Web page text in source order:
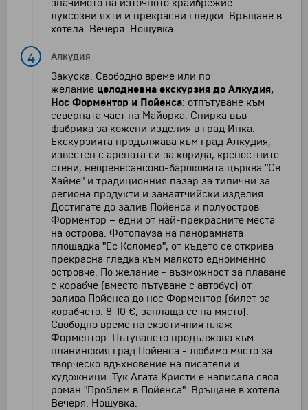
значимото на източното крайбрежие -
луксозни яхти и прекрасни гледки. Връщане в
хотела. Вечеря. Нощувка.
4 Алкудия
Закуска. Свободно време или по
желание целодневна екскурзия до Алкудия,
Нос Форментор и Пойенса: отпътуване към
северната част на Майорка. Спирка във
фабрика за кожени изделия в град Инка.
Екскурзията продължава към град Алкудия,
известен с арената си за корида, крепостните
стени, неоренесансово-бароковата църква "Св.
Хайме" и традиционния пазар за типични за
региона продукти и занаятчийски изделия.
Достигате до залив Пойенса и полуостров
Форментор – едни от най-прекрасните места
на острова. Фотопауза на панорамната
площадка "Ес Коломер", от където се открива
прекрасна гледка към малкото едноименно
островче. По желание - възможност за плаване
с корабче (вместо пътуване с автобус) от
залива Пойенса до нос Форментор (билет за
корабчето: 8-10 €, заплаща се на място).
Свободно време на екзотичния плаж
Форментор. Пътуването продължава към
планинския град Пойенса - любимо място за
творческо вдъхновение на писатели и
художници. Тук Агата Кристи е написала своя
роман "Проблем в Пойенса". Връщане в хотела.
Вечеря. Нощувка.